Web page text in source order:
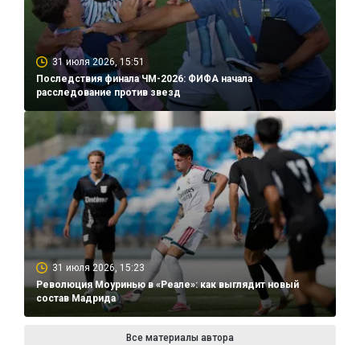
31 июля 2026, 15:51
Последствия финала ЧМ-2026: ФИФА начала
расследование против звезд
31 июля 2026, 15:23
Революция Моуринью в «Реале»: как выглядит новый
состав Мадрида
Все материалы автора